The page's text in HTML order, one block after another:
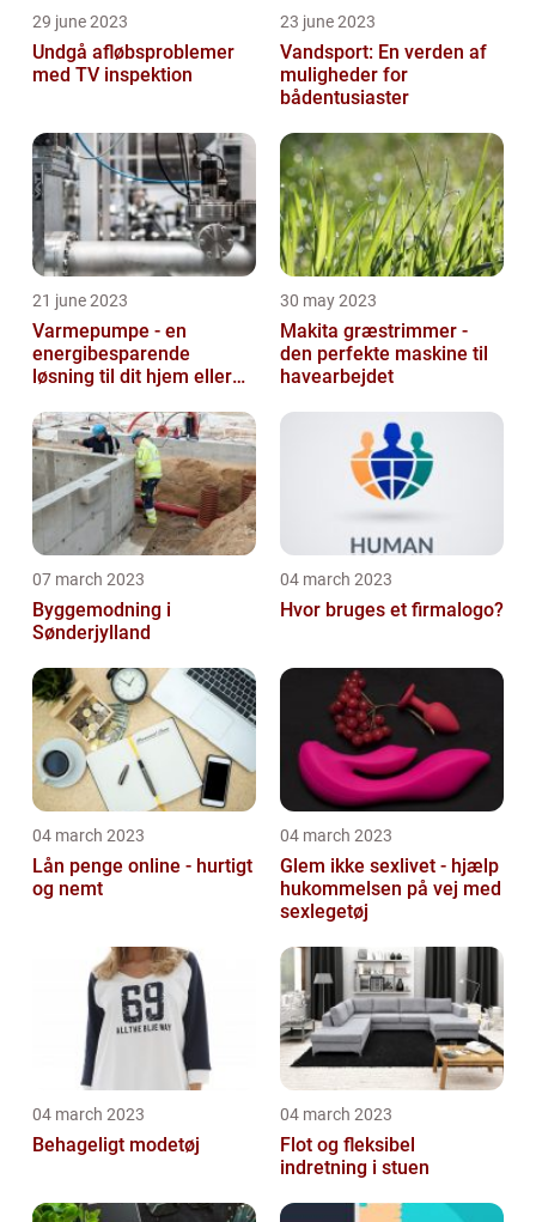
29 june 2023
Undgå afløbsproblemer
med TV inspektion
23 june 2023
Vandsport: En verden af
muligheder for
bådentusiaster
21 june 2023
Varmepumpe - en
energibesparende
løsning til dit hjem eller
30 may 2023
Makita græstrimmer -
den perfekte maskine til
havearbejdet
07 march 2023
Byggemodning i
Sønderjylland
04 march 2023
Hvor bruges et firmalogo?
04 march 2023
Lån penge online - hurtigt
og nemt
04 march 2023
Glem ikke sexlivet - hjælp
hukommelsen på vej med
sexlegetøj
04 march 2023
Behageligt modetøj
04 march 2023
Flot og fleksibel
indretning i stuen